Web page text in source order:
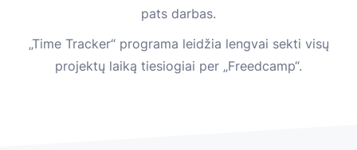
pats darbas.
„Time Tracker“ programa leidžia lengvai sekti visų
projektų laiką tiesiogiai per „Freedcamp“.